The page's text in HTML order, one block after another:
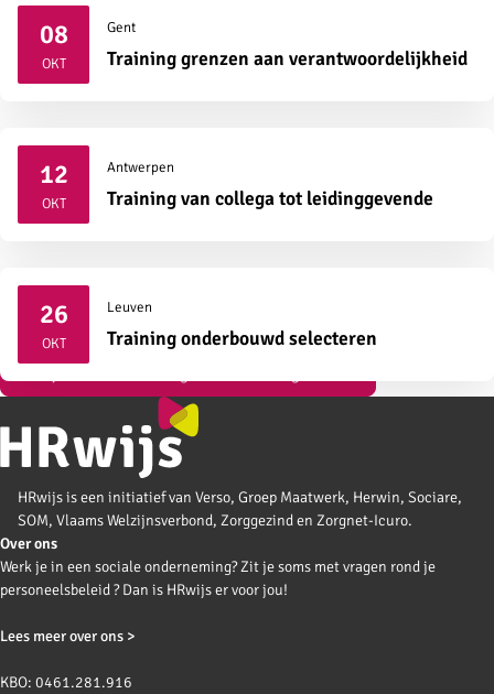
08
OKT2026
Gent
Training grenzen aan verantwoordelijkheid
12
OKT2026
Antwerpen
Training van collega tot leidinggevende
26
OKT2026
Leuven
Training onderbouwd selecteren
HRwijs is een initiatief van Verso, Groep Maatwerk, Herwin, Sociare,
SOM, Vlaams Welzijnsverbond, Zorggezind en Zorgnet-Icuro.
Over ons
Werk je in een sociale onderneming? Zit je soms met vragen rond je
personeelsbeleid ? Dan is HRwijs er voor jou!
Lees meer over ons >
KBO: 0461.281.916